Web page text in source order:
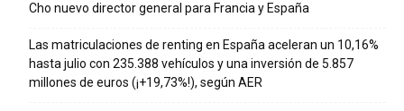
Cho nuevo director general para Francia y España
Las matriculaciones de renting en España aceleran un 10,16%
hasta julio con 235.388 vehículos y una inversión de 5.857
millones de euros (¡+19,73%!), según AER